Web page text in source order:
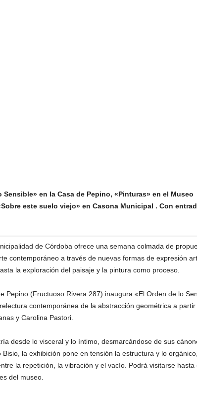
Sensible» en la Casa de Pepino, «Pinturas» en el Museo
este suelo viejo» en Casona Municipal . Con
de Córdoba ofrece una semana colmada de
contemporáneo a través de nuevas formas de expresión
la exploración del paisaje y la pintura como proceso.
Pepino (Fructuoso Rivera 287) inaugura «El Orden de lo
contemporánea de la abstracción geométrica a partir
y Carolina Pastori.
desde lo visceral y lo íntimo, desmarcándose de sus
la exhibición pone en tensión la estructura y lo orgánico,
la repetición, la vibración y el vacío. Podrá visitarse hasta
del museo.